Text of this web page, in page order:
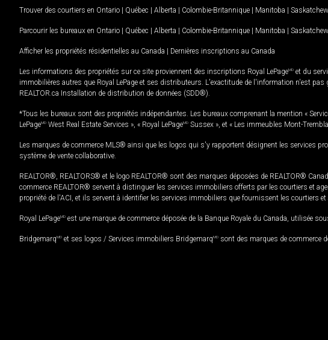
Trouver des courtiers en Ontario | Québec | Alberta | Colombie-Britannique | Manitoba |
Parcourir les bureaux en Ontario | Québec | Alberta | Colombie-Britannique | Manitoba |
Afficher les propriétés résidentielles au Canada | Dernières inscriptions au Canada
Les informations des propriétés sur ce site proviennent des inscriptions Royal LePageMD et du
immobilières autres que Royal LePage et ses distributeurs. L'exactitude de l'information n'est
REALTOR.ca Installation de distribution de données (SDD®).
*Tous les bureaux sont des propriétés indépendantes. Les bureaux comprenant la mention «
LePageMD West Real Estate Services », « Royal LePageMD Sussex », et « Les immeubles Mont-
Les marques de commerce MLS® ainsi que les logos qui s'y rapportent désignent les services
système de vente collaborative.
REALTOR®, REALTORS® et le logo REALTOR® sont des marques déposées de REALTOR®
commerce REALTOR® servent à distinguer les services immobiliers offerts par les courtiers et
propriété de l'ACI, et ils servent à identifier les services immobiliers que fournissent les courtiers et
Royal LePageMD est une marque de commerce déposée de la Banque Royale du Canada, utilisée
BridgemarqMD et ses logos / Services immobiliers BridgemarqMD sont des marques de commerce